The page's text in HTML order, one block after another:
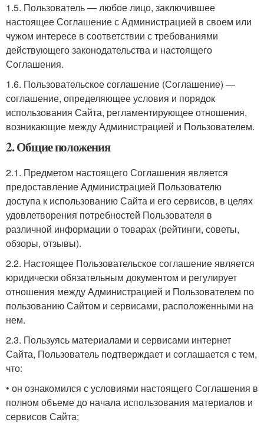
1.5. Пользователь — любое лицо, заключившее
настоящее Соглашение с Администрацией в своем или
чужом интересе в соответствии с требованиями
действующего законодательства и настоящего
Соглашения.
1.6. Пользовательское соглашение (Соглашение) —
соглашение, определяющее условия и порядок
использования Сайта, регламентирующее отношения,
возникающие между Администрацией и Пользователем.
2. Общие положения
2.1. Предметом настоящего Соглашения является
предоставление Администрацией Пользователю
доступа к использованию Сайта и его сервисов, в целях
удовлетворения потребностей Пользователя в
различной информации о товарах (рейтинги, советы,
обзоры, отзывы).
2.2. Настоящее Пользовательское соглашение является
юридически обязательным документом и регулирует
отношения между Администрацией и Пользователем по
пользованию Сайтом и сервисами, расположенными на
нем.
2.3. Пользуясь материалами и сервисами интернет
Сайта, Пользователь подтверждает и соглашается с тем,
что:
• он ознакомился с условиями настоящего Соглашения в
полном объеме до начала использования материалов и
сервисов Сайта;